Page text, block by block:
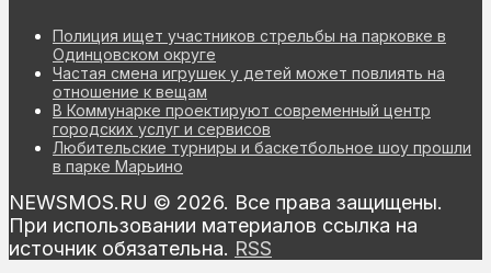
Полиция ищет участников стрельбы на парковке в
Одинцовском округе
Частая смена игрушек у детей может повлиять на
отношение к вещам
В Коммунарке проектируют современный центр
городских услуг и сервисов
Любительские турниры и баскетбольное шоу прошли
в парке Марьино
NEWSMOS.RU © 2026. Все права защищены.
При использовании материалов ссылка на
источник обязательна. RSS